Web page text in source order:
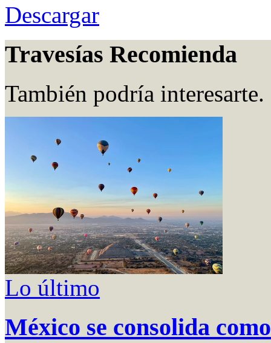
Descargar
Travesías Recomienda
También podría interesarte.
Lo último
México se consolida